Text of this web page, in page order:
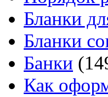
Бланки
Бланки
Банки
Как